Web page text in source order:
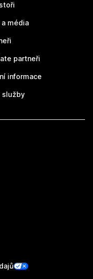
média
partneři
informace
služby